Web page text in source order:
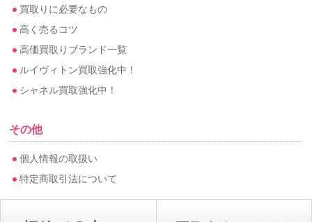
買取りに必要なもの
高く売るコツ
高価買取りブランド一覧
ルイヴィトン買取強化中！
シャネル買取強化中！
その他
個人情報の取扱い
特定商取引法について